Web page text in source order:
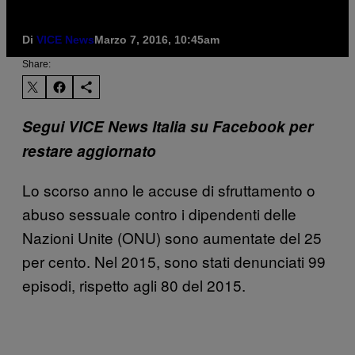
Di VICE NewsMarzo 7, 2016, 10:45am
Share:
Segui VICE News Italia su Facebook per
restare aggiornato
Lo scorso anno le accuse di sfruttamento o
abuso sessuale contro i dipendenti delle
Nazioni Unite (ONU) sono aumentate del 25
per cento. Nel 2015, sono stati denunciati 99
episodi, rispetto agli 80 del 2015.